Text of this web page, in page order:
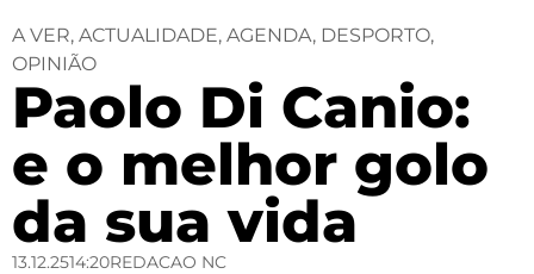
A VER, ACTUALIDADE, AGENDA, DESPORTO,
OPINIÃO
Paolo Di Canio:
e o melhor golo
da sua vida
13.12.2514:20REDACAO NC